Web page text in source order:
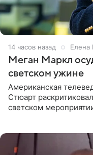
14 часов назад Елена
Меган Маркл
светском ужине
Американская
Стюарт
светском